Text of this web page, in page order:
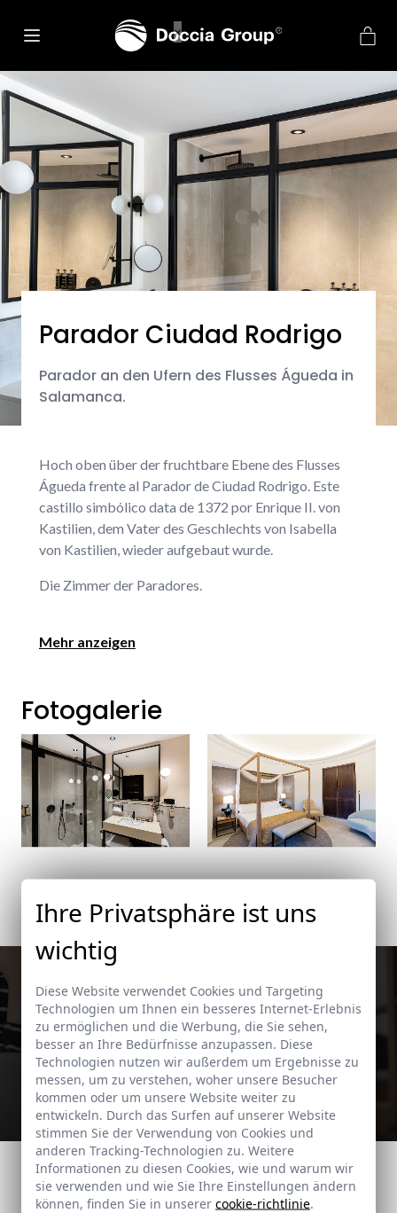
Parador Ciudad Rodrigo
Parador an den Ufern des Flusses Águeda in
Salamanca.
Hoch oben über der fruchtbare Ebene des Flusses
Águeda frente al Parador de Ciudad Rodrigo. Este
castillo simbólico data de 1372 por Enrique II. von
Kastilien, dem Vater des Geschlechts von Isabella
von Kastilien, wieder aufgebaut wurde.
Die Zimmer der Paradores.
Mehr anzeigen
Fotogalerie
Sie können nicht genau das finden, was Sie benötigen? Setzen
Sie sich mit uns in Verbindung und wir helfen Ihnen dabei, das
Badezimmer Ihrer Träume zu gestalten.
Kontakt
Ihre Privatsphäre ist uns
wichtig
Diese Website verwendet Cookies und Targeting
Technologien um Ihnen ein besseres Internet-Erlebnis
zu ermöglichen und die Werbung, die Sie sehen,
besser an Ihre Bedürfnisse anzupassen. Diese
Technologien nutzen wir außerdem um Ergebnisse zu
messen, um zu verstehen, woher unsere Besucher
kommen oder um unsere Website weiter zu
entwickeln. Durch das Surfen auf unserer Website
stimmen Sie der Verwendung von Cookies und
anderen Tracking-Technologien zu. Weitere
Informationen zu diesen Cookies, wie und warum wir
sie verwenden und wie Sie Ihre Einstellungen ändern
können, finden Sie in unserer cookie-richtlinie.